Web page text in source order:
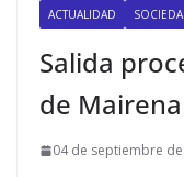
ACTUALIDAD
Salida
de Mairena
04 de septiembre